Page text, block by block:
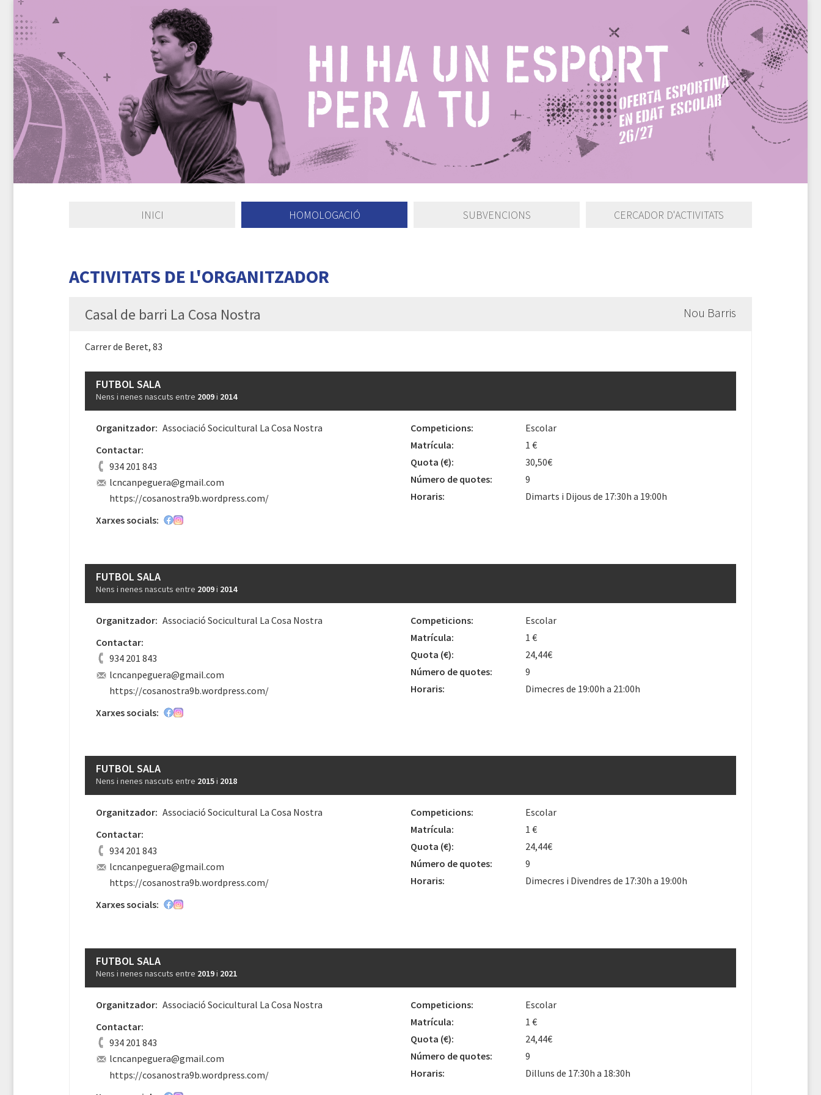
INICI HOMOLOGACIÓ SUBVENCIONS CERCADOR D'ACTIVITATS
ACTIVITATS DE L'ORGANITZADOR
Casal de barri La Cosa Nostra Nou Barris
Carrer de Beret, 83
FUTBOL SALA
Nens i nenes nascuts entre 2009i 2014
Organitzador: Associació Socicultural La Cosa Nostra
Contactar:
934 201 843
lcncanpeguera@gmail.com
https://cosanostra9b.wordpress.com/
Xarxes socials:
Competicions:
Escolar
Matrícula:
1 €
Quota (€):
30,50€
Número de quotes:
9
Horaris:
Dimarts i Dijous de 17:30h a 19:00h
FUTBOL SALA
Nens i nenes nascuts entre 2009i 2014
Organitzador: Associació Socicultural La Cosa Nostra
Contactar:
934 201 843
lcncanpeguera@gmail.com
https://cosanostra9b.wordpress.com/
Xarxes socials:
Competicions:
Escolar
Matrícula:
1 €
Quota (€):
24,44€
Número de quotes:
9
Horaris:
Dimecres de 19:00h a 21:00h
FUTBOL SALA
Nens i nenes nascuts entre 2015i 2018
Organitzador: Associació Socicultural La Cosa Nostra
Contactar:
934 201 843
lcncanpeguera@gmail.com
https://cosanostra9b.wordpress.com/
Xarxes socials:
Competicions:
Escolar
Matrícula:
1 €
Quota (€):
24,44€
Número de quotes:
9
Horaris:
Dimecres i Divendres de 17:30h a 19:00h
FUTBOL SALA
Nens i nenes nascuts entre 2019i 2021
Organitzador: Associació Socicultural La Cosa Nostra
Contactar:
934 201 843
lcncanpeguera@gmail.com
https://cosanostra9b.wordpress.com/
Competicions:
Escolar
Matrícula:
1 €
Quota (€):
24,44€
Número de quotes:
9
Horaris:
Dilluns de 17:30h a 18:30h